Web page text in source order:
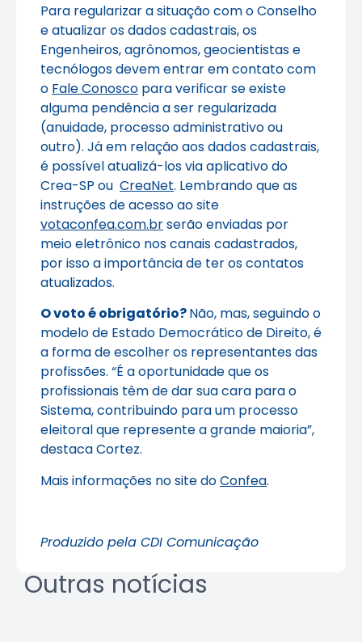
Para regularizar a situação com o Conselho
e atualizar os dados cadastrais, os
Engenheiros, agrônomos, geocientistas e
tecnólogos devem entrar em contato com
o Fale Conosco para verificar se existe
alguma pendência a ser regularizada
(anuidade, processo administrativo ou
outro). Já em relação aos dados cadastrais,
é possível atualizá-los via aplicativo do
Crea-SP ou CreaNet. Lembrando que as
instruções de acesso ao site
votaconfea.com.brserão enviadas por
meio eletrônico nos canais cadastrados,
por isso a importância de ter os contatos
atualizados.
O voto é obrigatório?Não, mas, seguindo o
modelo de Estado Democrático de Direito, é
a forma de escolher os representantes das
profissões. “É a oportunidade que os
profissionais têm de dar sua cara para o
Sistema, contribuindo para um processo
eleitoral que represente a grande maioria”,
destaca Cortez.
Mais informações no site doConfea.
Produzido pela CDI Comunicação
Outras notícias